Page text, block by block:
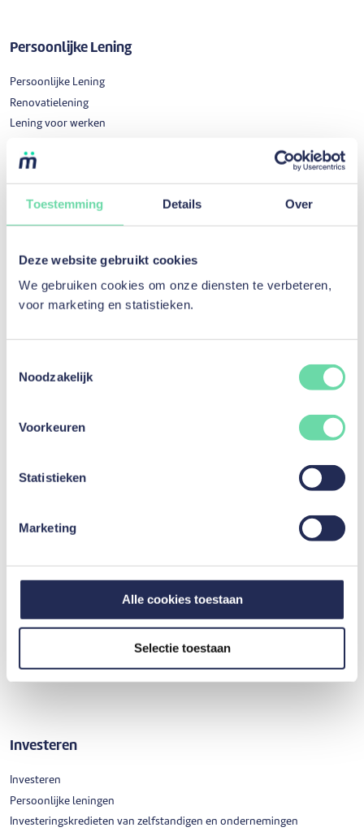
Toestemming Details Over
Deze website gebruikt cookies
We gebruiken cookies om onze diensten te verbeteren,
voor marketing en statistieken.
Noodzakelijk
Voorkeuren
Statistieken
Marketing
Alle cookies toestaan
Selectie toestaan
Persoonlijke Lening
Persoonlijke Lening
Renovatielening
Lening voor werken
Lening tweedehandsmotor
Lening fiets
Lening elektrische fiets
Huwelijkslening
Inrichting lening
Hergroepering kredieten
Investeringskrediet
Investering in materieel
Beloning voor correcte terugbetaling
Verzekering
Investeren
Investeren
Persoonlijke leningen
Investeringskredieten van zelfstandigen en ondernemingen